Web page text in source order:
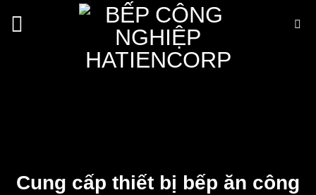
qua
Cung cấp thiết bị bếp ăn công